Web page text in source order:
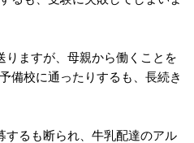
りますが、母親から働くことを
備校に通ったりするも、長続き
するも断られ、牛乳配達のアル